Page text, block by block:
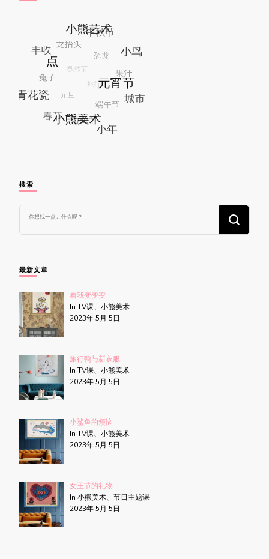
搜索
么
吗?
最新文章
看我变变变
In TV课、小熊美术
2023年 5月 5日
旅行鸭与新衣服
In TV课、小熊美术
2023年 5月 5日
小鲨鱼的烦恼
In TV课、小熊美术
2023年 5月 5日
女王节的礼物
In 小熊美术、节日主题课
2023年 5月 5日